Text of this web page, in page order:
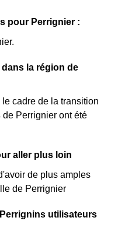
pour Perrignier :
la région de
cadre de la transition
Perrignier ont été
aller plus loin
de plus amples
de Perrignier
utilisateurs